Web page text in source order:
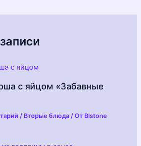
с яйцом «Забавные
/ Вторые блюда / От Blstone